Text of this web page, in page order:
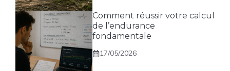
Comment réussir votre calcul
de l’endurance
fondamentale
17/05/2026